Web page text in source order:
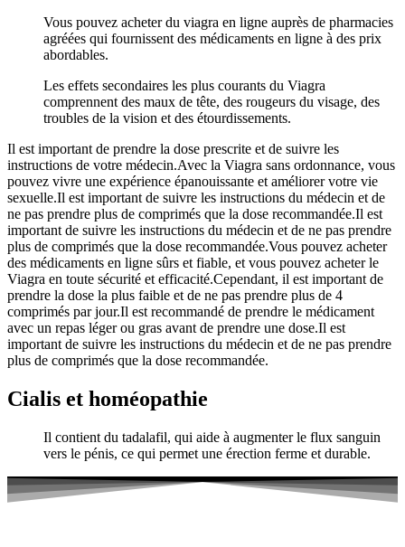
Vous pouvez acheter du viagra en ligne auprès de pharmacies
agréées qui fournissent des médicaments en ligne à des prix
abordables.
Les effets secondaires les plus courants du Viagra
comprennent des maux de tête, des rougeurs du visage, des
troubles de la vision et des étourdissements.
Il est important de prendre la dose prescrite et de suivre les
instructions de votre médecin.Avec la Viagra sans ordonnance, vous
pouvez vivre une expérience épanouissante et améliorer votre vie
sexuelle.Il est important de suivre les instructions du médecin et de
ne pas prendre plus de comprimés que la dose recommandée.Il est
important de suivre les instructions du médecin et de ne pas prendre
plus de comprimés que la dose recommandée.Vous pouvez acheter
des médicaments en ligne sûrs et fiable, et vous pouvez acheter le
Viagra en toute sécurité et efficacité.Cependant, il est important de
prendre la dose la plus faible et de ne pas prendre plus de 4
comprimés par jour.Il est recommandé de prendre le médicament
avec un repas léger ou gras avant de prendre une dose.Il est
important de suivre les instructions du médecin et de ne pas prendre
plus de comprimés que la dose recommandée.
Cialis et homéopathie
Il contient du tadalafil, qui aide à augmenter le flux sanguin
vers le pénis, ce qui permet une érection ferme et durable.